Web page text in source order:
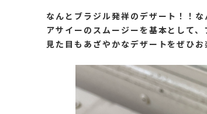
なんとブラジル発祥のデザート！！な
アサイーのスムージーを基本として
見た目もあざやかなデザートをぜひお